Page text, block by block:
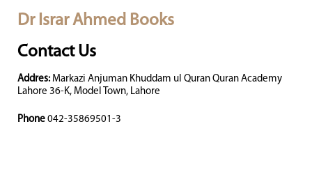
Dr Israr Ahmed Books
Contact Us
Addres: Markazi Anjuman Khuddam ul Quran Quran Academy
Lahore 36-K, Model Town, Lahore
Phone 042-35869501-3